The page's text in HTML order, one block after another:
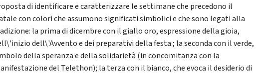
di identificare e caratterizzare le settimane che precedono il
con colori che assumono significati simbolici e che sono legati alla
la prima di dicembre con il giallo oro, espressione della gioia,
dell\'Avvento e dei preparativi della festa ; la seconda con il verde,
della speranza e della solidarietà (in concomitanza con la
del Telethon); la terza con il bianco, che evoca il desiderio di